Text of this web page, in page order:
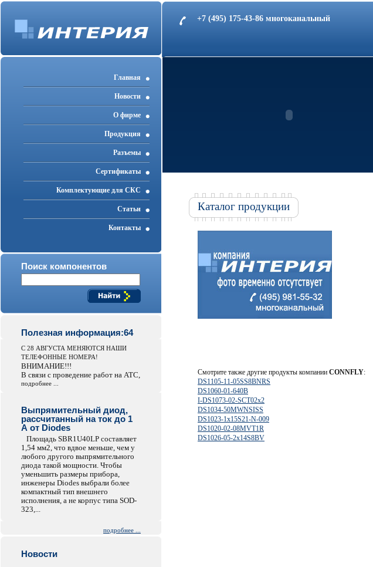
+7 (495) 175-43-86 многоканальный
Главная
Новости
О фирме
Продукция
Разъемы
Cертификаты
Комплектующие для СКС
Статьи
Контакты
Поиск компонентов
Полезная информация:64
С 28 АВГУСТА МЕНЯЮТСЯ НАШИ
ТЕЛЕФОННЫЕ НОМЕРА!
ВНИМАНИЕ!!!
В связи с проведение работ на АТС,
подробнее ...
Выпрямительный диод,
рассчитанный на ток до 1
А от Diodes
Площадь SBR1U40LP составляет
1,54 мм2, что вдвое меньше, чем у
любого другого выпрямительного
диода такой мощности. Чтобы
уменьшить размеры прибора,
инженеры Diodes выбрали более
компактный тип внешнего
исполнения, а не корпус типа SOD-
323,...
подробнее ...
Новости
Каталог продукции
Смотрите также другие продукты компании CONNFLY:
DS1105-11-05SS8BNRS
DS1060-01-640B
I-DS1073-02-SCT02x2
DS1034-50MWNSISS
DS1023-1x15S21-N-009
DS1020-02-08MVT1R
DS1026-05-2x14S8BV